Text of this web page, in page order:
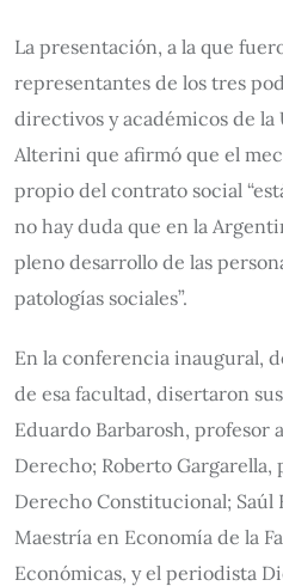
La presentación, a la que
representantes de los tres
directivos y académicos de
Alterini que afirmó que el
propio del contrato social
no hay duda que en la
pleno desarrollo de las
patologías sociales”.
En la conferencia inaugural,
de esa facultad, disertaron
Eduardo Barbarosh, profesor
Derecho; Roberto Gargarella,
Derecho Constitucional;
Maestría en Economía de la
Económicas, y el periodista